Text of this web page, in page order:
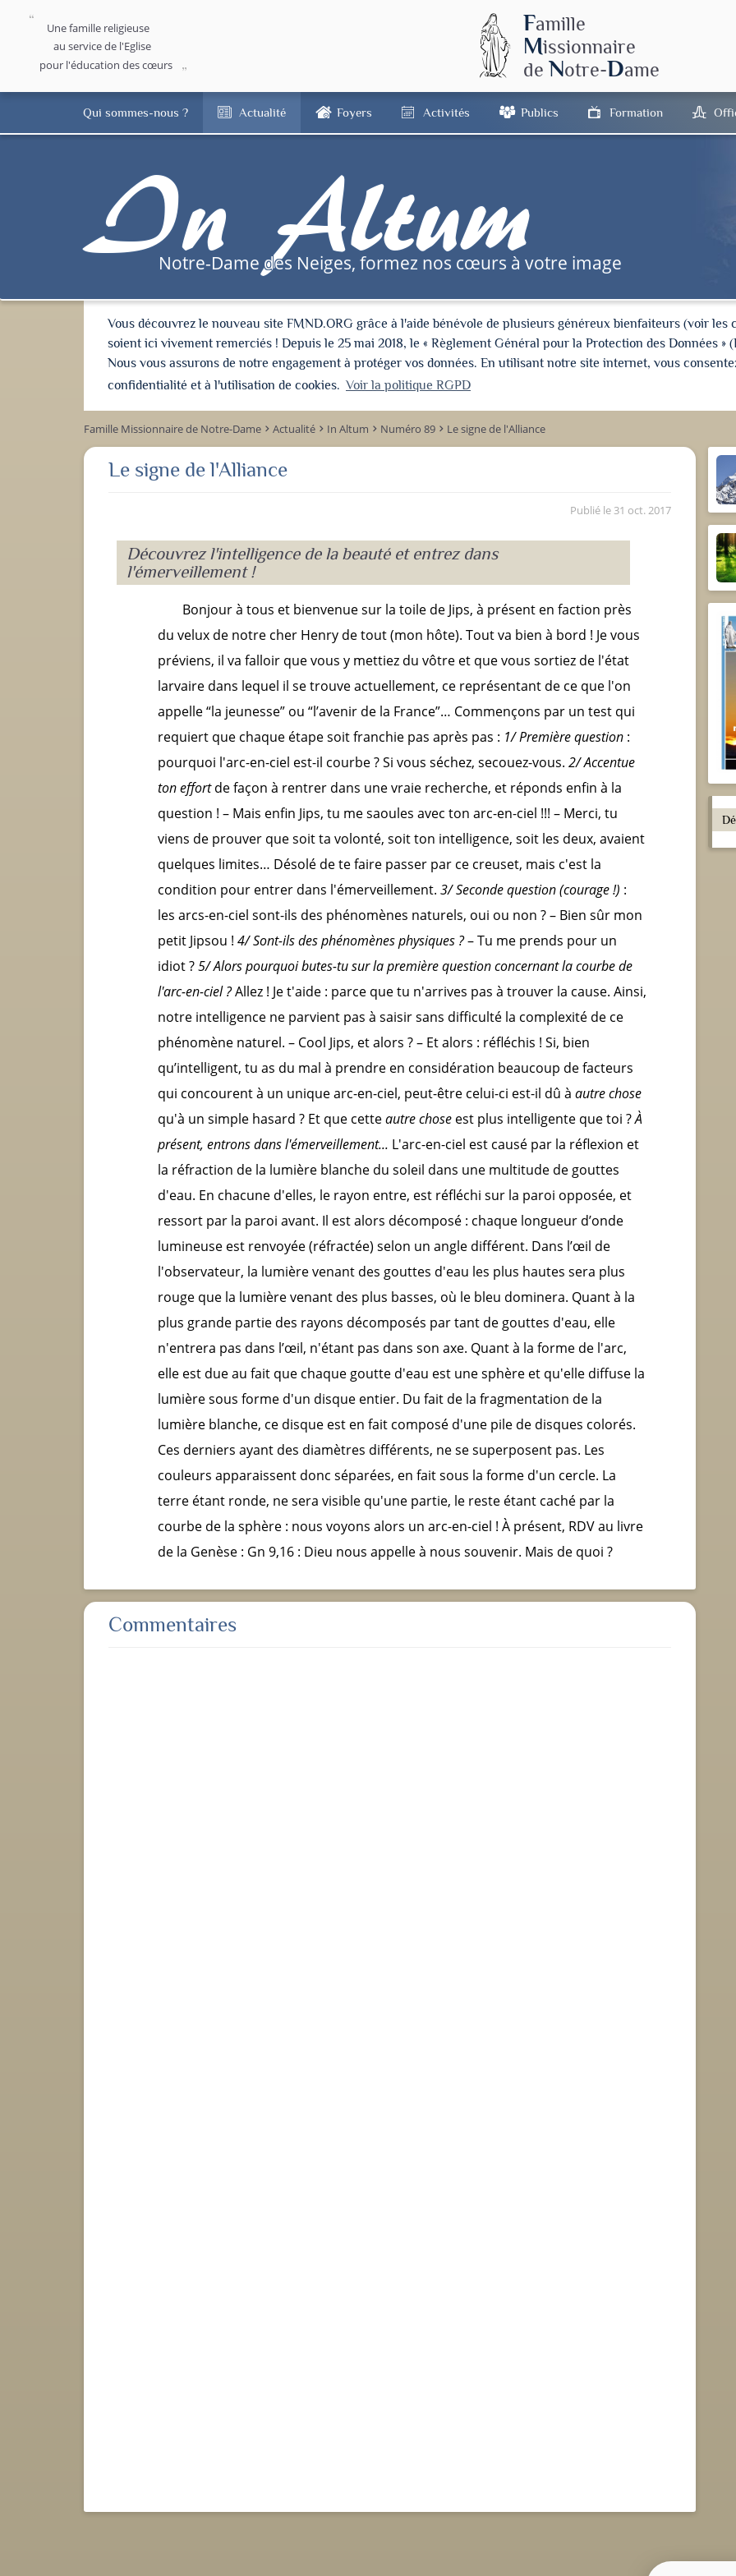
Une famille religieuse
au service de l'Eglise
pour l'éducation des cœurs
Famille
Missionnaire
de Notre-Dame
Qui sommes-nous ? Actualité Foyers Activités Publics Formation
In Altum
Notre-Dame des Neiges, formez nos cœurs à votre image
Vous découvrez le nouveau site FMND.ORG grâce à l'aide bénévole de plusieurs généreux bienfaiteurs (voir les
soient ici vivement remerciés ! Depuis le 25 mai 2018, le « Règlement Général pour la Protection des Données »
Nous vous assurons de notre engagement à protéger vos données. En utilisant notre site internet, vous
confidentialité et à l'utilisation de cookies. Voir la politique RGPD
Famille Missionnaire de Notre-Dame keyboard_arrow_right Actualité keyboard_arrow_right In Altum keyboard_arrow_right Numéro 89 keyboard_arrow_right Le signe de l'Alliance
Le signe de l'Alliance
Publié le 31 oct. 2017
Découvrez l'intelligence de la beauté et entrez dans
l'émerveillement !
Bonjour à tous et bienvenue sur la toile de Jips, à présent en faction près
du velux de notre cher Henry de tout (mon hôte). Tout va bien à bord ! Je vous
préviens, il va falloir que vous y mettiez du vôtre et que vous sortiez de l'état
larvaire dans lequel il se trouve actuellement, ce représentant de ce que l'on
appelle “la jeunesse” ou “l’avenir de la France”… Commençons par un test qui
requiert que chaque étape soit franchie pas après pas : 1/ Première question :
pourquoi l'arc-en-ciel est-il courbe ? Si vous séchez, secouez-vous. 2/ Accentue
ton effortde façon à rentrer dans une vraie recherche, et réponds enfin à la
question ! – Mais enfin Jips, tu me saoules avec ton arc-en-ciel !!! – Merci, tu
viens de prouver que soit ta volonté, soit ton intelligence, soit les deux, avaient
quelques limites… Désolé de te faire passer par ce creuset, mais c'est la
condition pour entrer dans l'émerveillement. 3/ Seconde question (courage !) :
les arcs-en-ciel sont-ils des phénomènes naturels, oui ou non ? – Bien sûr mon
petit Jipsou ! 4/ Sont-ils des phénomènes physiques ?– Tu me prends pour un
idiot ?5/Alors pourquoi butes-tu sur la première question concernant la courbe de
l'arc-en-ciel ?Allez ! Je t'aide : parce que tu n'arrives pas à trouver la cause. Ainsi,
notre intelligence ne parvient pas à saisir sans difficulté la complexité de ce
phénomène naturel. – Cool Jips, et alors ? – Et alors : réfléchis ! Si, bien
qu’intelligent, tu as du mal à prendre en considération beaucoup de facteurs
qui concourent à un unique arc-en-ciel, peut-être celui-ci est-il dû à autre chose
qu'à un simple hasard ? Et que cetteautre chose est plus intelligente que toi ?À
présent, entrons dans l'émerveillement... L'arc-en-ciel est causé par la réflexion et
la réfraction de la lumière blanche du soleil dans une multitude de gouttes
d'eau. En chacune d'elles, le rayon entre, est réfléchi sur la paroi opposée, et
ressort par la paroi avant. Il est alors décomposé : chaque longueur d’onde
lumineuse est renvoyée (réfractée) selon un angle différent. Dans l’œil de
l'observateur, la lumière venant des gouttes d'eau les plus hautes sera plus
rouge que la lumière venant des plus basses, où le bleu dominera. Quant à la
plus grande partie des rayons décomposés par tant de gouttes d'eau, elle
n'entrera pas dans l’œil, n'étant pas dans son axe. Quant à la forme de l'arc,
elle est due au fait que chaque goutte d'eau est une sphère et qu'elle diffuse la
lumière sous forme d'un disque entier. Du fait de la fragmentation de la
lumière blanche, ce disque est en fait composé d'une pile de disques colorés.
Ces derniers ayant des diamètres différents, ne se superposent pas. Les
couleurs apparaissent donc séparées, en fait sous la forme d'un cercle. La
terre étant ronde, ne sera visible qu'une partie, le reste étant caché par la
courbe de la sphère : nous voyons alors un arc-en-ciel ! À présent, RDV au livre
de la Genèse : Gn 9,16 : Dieu nous appelle à nous souvenir. Mais de quoi ?
Commentaires